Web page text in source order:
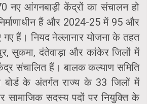
नए आंगनबाड़ी केंद्रों का संचालन हो
हैं और 2024-25 में 95 और
हैं। नियद नेल्लानार योजना के तहत
सुकमा, दंतेवाड़ा और कांकेर जिलों में
संचालित हैं। बालक कल्याण समिति
बोर्ड के अंतर्गत राज्य के 33 जिलों में
सामाजिक सदस्य पदों पर नियुक्ति के